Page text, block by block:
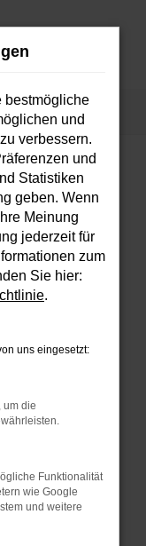
können:
deine
Beispiel
Seiten
privaten
bestmögliche
und
verbessern.
und
Statistiken
geben. Wenn
Meinung
jederzeit für
zum
Sie hier:
.
uns eingesetzt:
um die
Funktionalität
wie Google
und weitere